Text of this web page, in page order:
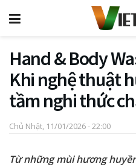
Hand & Body
Khi nghệ thuật
tầm nghi thức
Chủ Nhật, 11/01/2026 - 22:00
Từ những mùi hương